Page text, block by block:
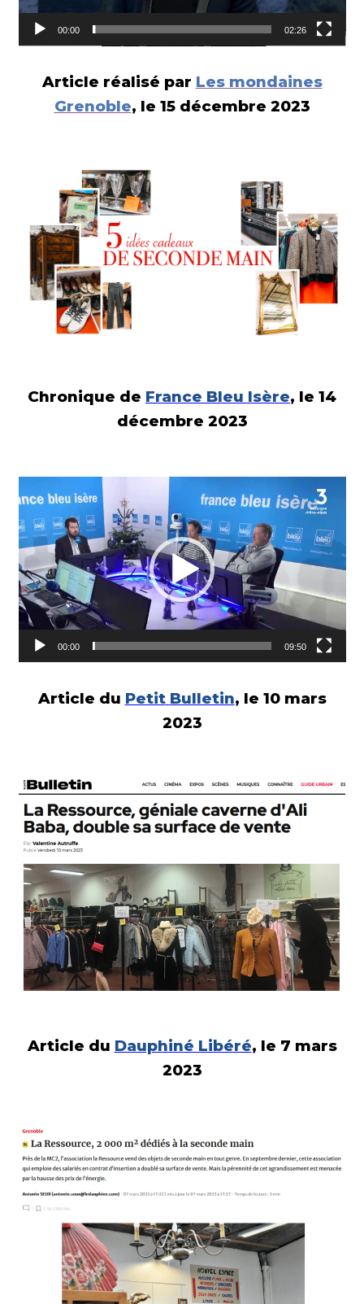
00:00 02:26
Article réalisé par Les mondaines
Grenoble, le 15 décembre 2023
Chronique de France Bleu Isère, le 14
décembre 2023
vidéo
00:00 09:50
Article du Petit Bulletin, le 10 mars
2023
Article du Dauphiné Libéré, le 7 mars
2023